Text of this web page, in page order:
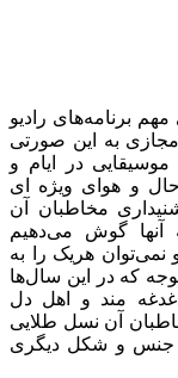
برنامه‌های رادیو
به این صورتی
موسیقایی در ایام و
و هوای ویژه
ای
مخاطبان آن
آنها گوش می‌دهیم
نمی‌توان هریک را به
که در این سال‌ها
مند و اهل دل
آن نسل طلایی
جنس و شکل دیگری